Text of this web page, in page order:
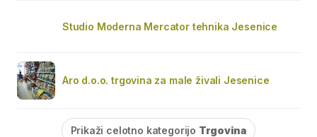
Studio Moderna Mercator tehnika Jesenice
Aro d.o.o. trgovina za male živali Jesenice
Prikaži celotno kategorijo Trgovina